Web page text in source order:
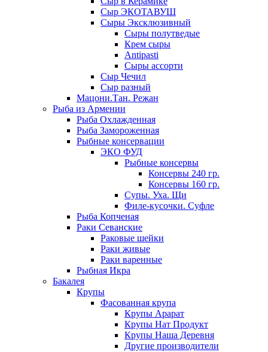
Сыр ЭКОТАВУШ
Сыры Эксклюзивный
Сыры полутведые
Крем сыры
Antipasti
Сыры ассорти
Сыр Чечил
Сыр разный
Мацони.Тан. Режан
Рыба из Армении
Рыба Охлажденная
Рыба Замороженная
Рыбные консервации
ЭКО ФУД
Рыбные консервы
Консервы 240 гр.
Консервы 160 гр.
Супы. Уха. Щи
Филе-кусочки. Суфле
Рыба Копченая
Раки Севанские
Раковые шейки
Раки живые
Раки варенные
Рыбная Икра
Бакалея
Крупы
Фасованная крупа
Крупы Арарат
Крупы Нат Продукт
Крупы Наша Деревня
Другие производители